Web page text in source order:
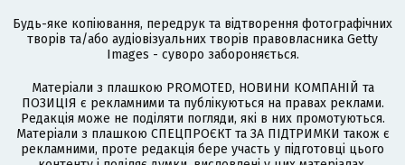
Будь-яке копіювання, передрук та відтворення фотографічних
творів та/або аудіовізуальних творів правовласника Getty
Images - суворо забороняється.
Матеріали з плашкою PROMOTED, НОВИНИ КОМПАНІЙ та
ПОЗИЦІЯ є рекламними та публікуються на правах реклами.
Редакція може не поділяти погляди, які в них промотуються.
Матеріали з плашкою СПЕЦПРОЄКТ та ЗА ПІДТРИМКИ також є
рекламними, проте редакція бере участь у підготовці цього